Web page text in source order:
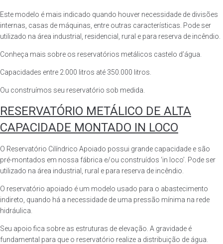
Este modelo é mais indicado quando houver necessidade de divisões
internas, casas de máquinas, entre outras características. Pode ser
utilizado na área industrial, residencial, rural e para reserva de incêndio.
Conheça mais sobre os reservatórios metálicos castelo d’água.
Capacidades entre 2.000 litros até 350.000 litros.
Ou construímos seu reservatório sob medida.
RESERVATÓRIO METÁLICO DE ALTA
CAPACIDADE MONTADO IN LOCO
O Reservatório Cilíndrico Apoiado possui grande capacidade e são
pré-montados em nossa fábrica e/ou construídos ‘in loco’. Pode ser
utilizado na área industrial, rural e para reserva de incêndio.
O reservatório apoiado é um modelo usado para o abastecimento
indireto, quando há a necessidade de uma pressão mínima na rede
hidráulica.
Seu apoio fica sobre as estruturas de elevação. A gravidade é
fundamental para que o reservatório realize a distribuição de água.